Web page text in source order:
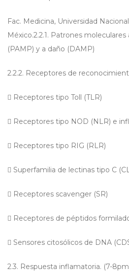
Fac. Medicina, Universidad
México.2.2.1. Patrones
(PAMP) y a daño (DAMP)
2.2.2. Receptores de
 Receptores tipo Toll (TLR)
 Receptores tipo NOD (NLR) e
 Receptores tipo RIG (RLR)
 Superfamilia de lectinas tipo C
 Receptores scavenger (SR)
 Receptores de péptidos
 Sensores citosólicos de DNA
2.3. Respuesta inflamatoria. (7-